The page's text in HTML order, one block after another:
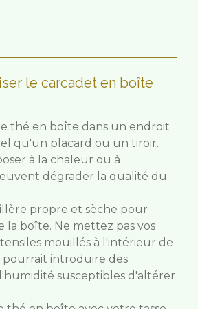
le carcadet en boîte
thé en boîte dans un endroit
qu'un placard ou un tiroir.
à la chaleur ou à
dégrader la qualité du
propre et sèche pour
la boîte. Ne mettez pas vos
mouillés à l'intérieur de
pourrait introduire des
susceptibles d'altérer